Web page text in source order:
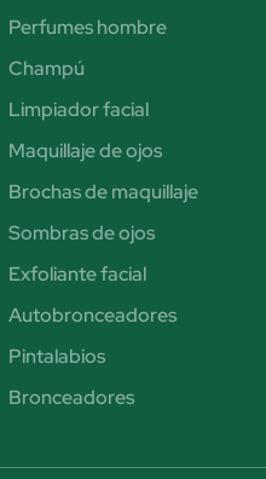
Perfumes hombre
Champú
Limpiador facial
Maquillaje de ojos
Brochas de maquillaje
Sombras de ojos
Exfoliante facial
Autobronceadores
Pintalabios
Bronceadores